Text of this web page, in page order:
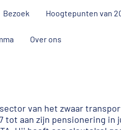
Bezoek Hoogtepunten van
Over ons
van het zwaar
tot aan zijn pensionering